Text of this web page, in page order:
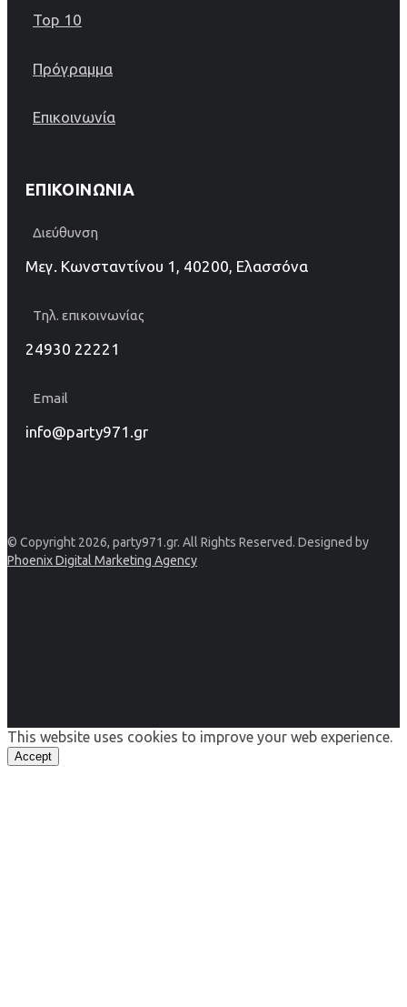
Top 10
Πρόγραμμα
Επικοινωνία
ΕΠΙΚΟΙΝΩΝΊΑ
Διεύθυνση
Μεγ. Κωνσταντίνου 1, 40200, Ελασσόνα
Τηλ. επικοινωνίας
24930 22221
Email
info@party971.gr
© Copyright 2026, party971.gr. All Rights Reserved. Designed by
Phoenix Digital Marketing Agency
This website uses cookies to improve your web experience.
Accept